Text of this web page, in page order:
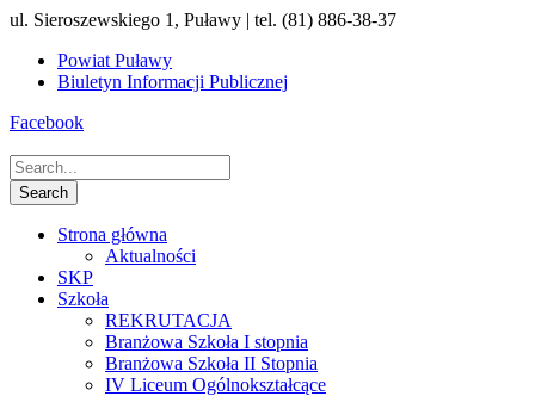
ul. Sieroszewskiego 1, Puławy | tel. (81) 886-38-37
Powiat Puławy
Biuletyn Informacji Publicznej
Facebook
Strona główna
Aktualności
SKP
Szkoła
REKRUTACJA
Branżowa Szkoła I stopnia
Branżowa Szkoła II Stopnia
IV Liceum Ogólnokształcące